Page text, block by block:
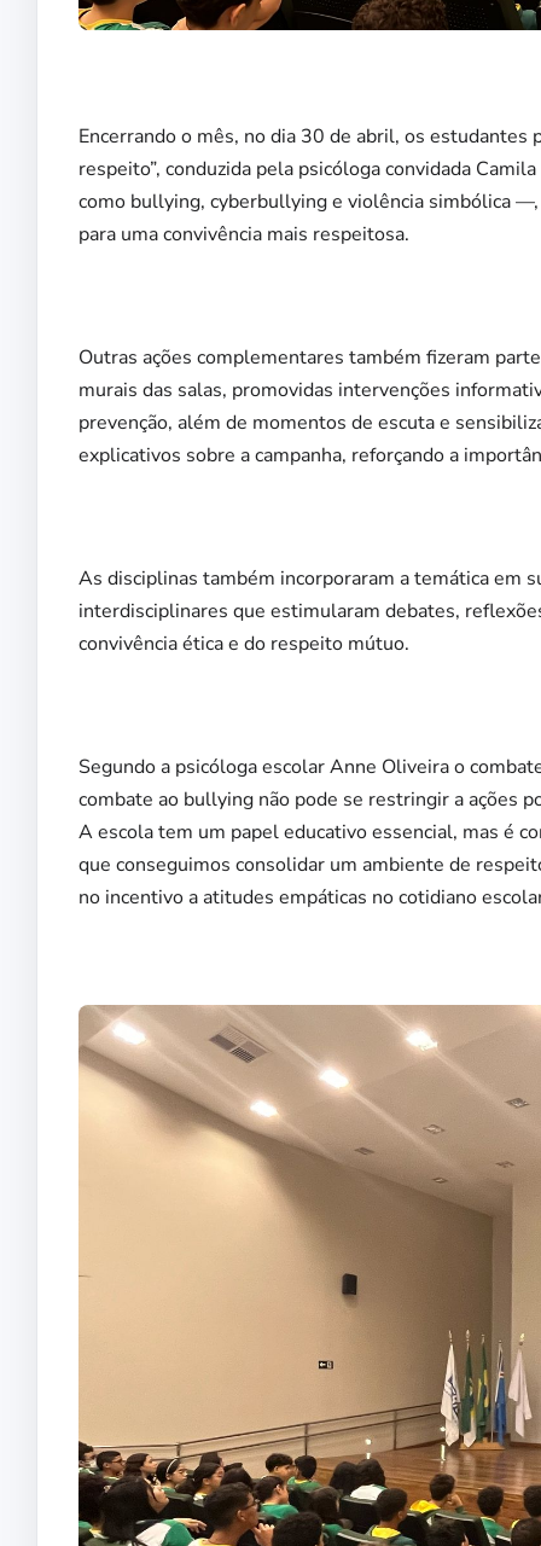
Encerrando o mês, no dia 30 de abril, os
respeito”, conduzida pela psicóloga convidada
como bullying, cyberbullying e violência simbólica
para uma convivência mais respeitosa.
Outras ações complementares também fizeram
murais das salas, promovidas intervenções
prevenção, além de momentos de escuta e
explicativos sobre a campanha, reforçando a
As disciplinas também incorporaram a temática em
interdisciplinares que estimularam debates,
convivência ética e do respeito mútuo.
Segundo a psicóloga escolar Anne Oliveira o
combate ao bullying não pode se restringir a ações
A escola tem um papel educativo essencial, mas é
que conseguimos consolidar um ambiente de
no incentivo a atitudes empáticas no cotidiano